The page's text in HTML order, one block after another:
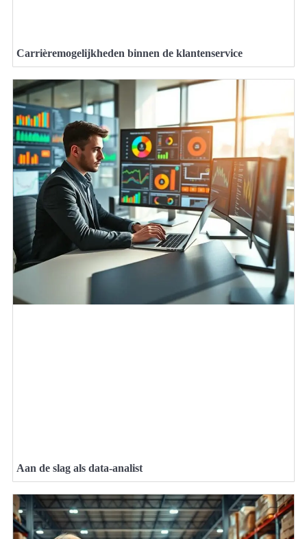
Carrièremogelijkheden binnen de klantenservice
Aan de slag als data-analist